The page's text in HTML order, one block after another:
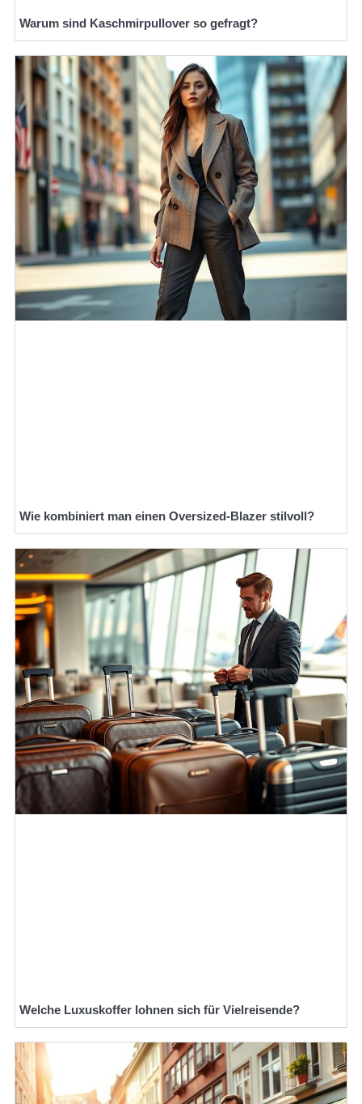
Warum sind Kaschmirpullover so gefragt?
Wie kombiniert man einen Oversized-Blazer stilvoll?
Welche Luxuskoffer lohnen sich für Vielreisende?